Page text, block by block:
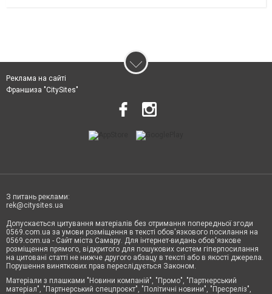
Реклама на сайті
Франшиза "CitySites"
З питань реклами:
rek@citysites.ua
Допускається цитування матеріалів без отримання попередньої згоди
0569.com.ua за умови розміщення в тексті обов'язкового посилання на
0569.com.ua - Сайт міста Самару. Для інтернет-видань обов'язкове
розміщення прямого, відкритого для пошукових систем гіперпосилання
на цитовані статті не нижче другого абзацу в тексті або в якості джерела.
Порушення виняткових прав переслідується Законом.
Матеріали з плашками "Новини компаній", "Промо", "Партнерський
матеріал", "Партнерський спецпроєкт", "Політичні новини", "Пресреліз",